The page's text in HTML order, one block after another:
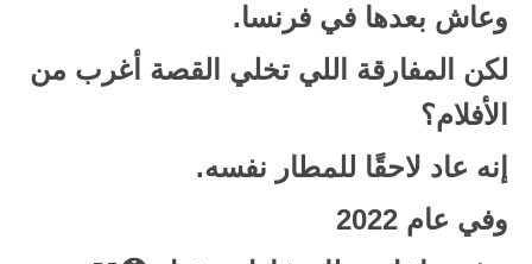
وعاش بعدها في فرنسا.
لكن المفارقة اللي تخلي القصة أغرب من
الأفلام؟
إنه عاد لاحقًا للمطار نفسه.
وفي عام 2022